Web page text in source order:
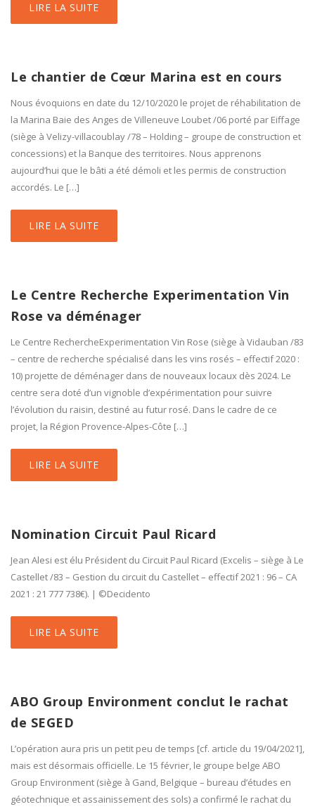
LIRE LA SUITE
Le chantier de Cœur Marina est en cours
Nous évoquions en date du 12/10/2020 le projet de réhabilitation de
la Marina Baie des Anges de Villeneuve Loubet /06 porté par Eiffage
(siège à Velizy-villacoublay /78 – Holding – groupe de construction et
concessions) et la Banque des territoires. Nous apprenons
aujourd’hui que le bâti a été démoli et les permis de construction
accordés. Le […]
LIRE LA SUITE
Le Centre Recherche Experimentation Vin
Rose va déménager
Le Centre RechercheExperimentation Vin Rose (siège à Vidauban /83
– centre de recherche spécialisé dans les vins rosés – effectif 2020 :
10) projette de déménager dans de nouveaux locaux dès 2024. Le
centre sera doté d’un vignoble d’expérimentation pour suivre
l’évolution du raisin, destiné au futur rosé. Dans le cadre de ce
projet, la Région Provence-Alpes-Côte […]
LIRE LA SUITE
Nomination Circuit Paul Ricard
Jean Alesi est élu Président du Circuit Paul Ricard (Excelis – siège à Le
Castellet /83 – Gestion du circuit du Castellet – effectif 2021 : 96 – CA
2021 : 21 777 738€). | ©Decidento
LIRE LA SUITE
ABO Group Environment conclut le rachat
de SEGED
L’opération aura pris un petit peu de temps [cf. article du 19/04/2021],
mais est désormais officielle. Le 15 février, le groupe belge ABO
Group Environment (siège à Gand, Belgique – bureau d’études en
géotechnique et assainissement des sols) a confirmé le rachat du